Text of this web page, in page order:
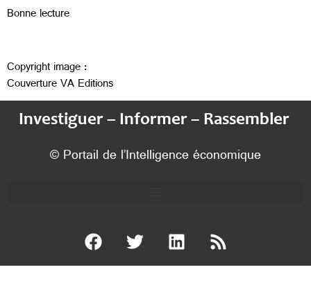
Bonne lecture
Copyright image :
Couverture VA Editions
Investiguer – Informer – Rassembler
© Portail de l’Intelligence économique